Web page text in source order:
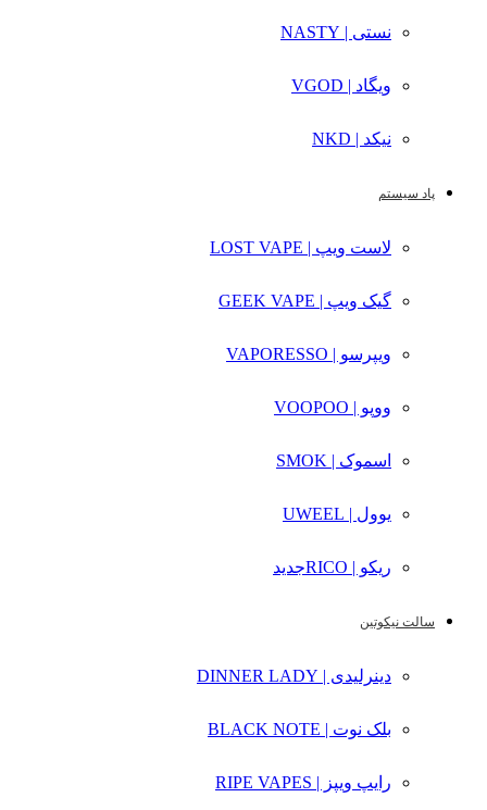
نستی | NASTY
ویگاد | VGOD
نیکد | NKD
پاد سیستم
لاست ویپ | LOST VAPE
گیک ویپ | GEEK VAPE
ویپرسو | VAPORESSO
ووپو | VOOPOO
اسموک | SMOK
یوول | UWEEL
ریکو | RICO جدید
سالت نیکوتین
دینرلیدی | DINNER LADY
بلک نوت | BLACK NOTE
رایپ ویپز | RIPE VAPES